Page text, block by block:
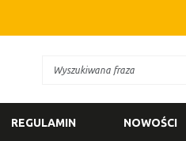
REGULAMIN NOWOŚCI